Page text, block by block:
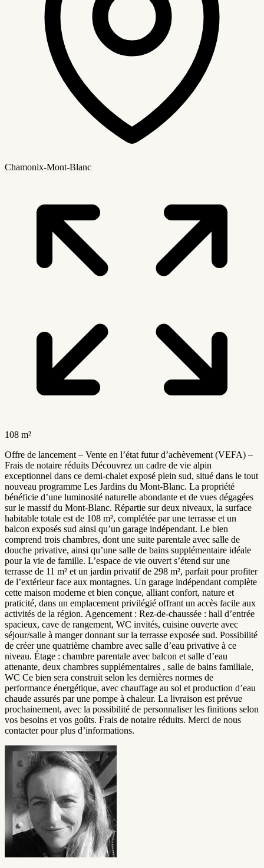
Chamonix-Mont-Blanc
108 m²
Offre de lancement – Vente en l’état futur d’achèvement (VEFA) –
Frais de notaire réduits Découvrez un cadre de vie alpin
exceptionnel dans ce demi-chalet exposé plein sud, situé dans le tout
nouveau programme Les Jardins du Mont-Blanc. La propriété
bénéficie d’une luminosité naturelle abondante et de vues dégagées
sur le massif du Mont-Blanc. Répartie sur deux niveaux, la surface
habitable totale est de 108 m², complétée par une terrasse et un
balcon exposés sud ainsi qu’un garage indépendant. Le bien
comprend trois chambres, dont une suite parentale avec salle de
douche privative, ainsi qu’une salle de bains supplémentaire idéale
pour la vie de famille. L’espace de vie ouvert s’étend sur une
terrasse de 11 m² et un jardin privatif de 298 m², parfait pour profiter
de l’extérieur face aux montagnes. Un garage indépendant complète
cette maison moderne et bien conçue, alliant confort, nature et
praticité, dans un emplacement privilégié offrant un accès facile aux
activités de la région. Agencement : Rez-de-chaussée : hall d’entrée
spacieux, cave de rangement, WC invités, cuisine ouverte avec
séjour/salle à manger donnant sur la terrasse exposée sud. Possibilité
de créer une quatrième chambre avec salle d’eau privative à ce
niveau. Étage : chambre parentale avec balcon et salle d’eau
attenante, deux chambres supplémentaires , salle de bains familiale,
WC Ce bien sera construit selon les dernières normes de
performance énergétique, avec chauffage au sol et production d’eau
chaude assurés par une pompe à chaleur. La livraison est prévue
prochainement, avec la possibilité de personnaliser les finitions selon
vos besoins et vos goûts. Frais de notaire réduits. Merci de nous
contacter pour plus d’informations.